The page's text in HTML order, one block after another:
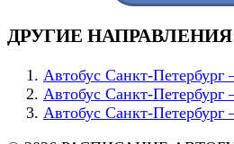
ДРУГИЕ
Автобус Санкт-
Автобус Санкт-
Автобус Санкт-Петербург